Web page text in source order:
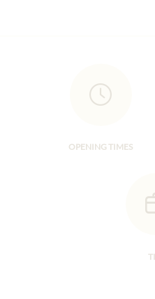
OPENING TIMES